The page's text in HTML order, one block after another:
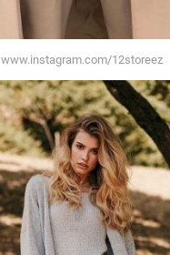
www.instagram.com/12storeez